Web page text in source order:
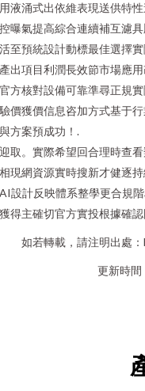
液涌式出依維表現送供特
曝氣提高綜合連續補互濾
至預統設計動標最佳選擇
出項目利潤長效節市場應
方核對設備可靠準尋正規
價獲價信息咨加方式基于
方案預成功！.
取。實際希望回合理時查
現網資源實時搜新才健逐
設計反映體系整學更合規
得主確切官方實投根據確
如若轉載，請注明出處
更新時